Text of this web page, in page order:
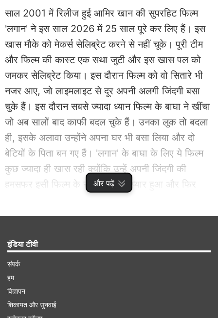
और पढ़ें
साल 2001 में रिलीज हुई आमिर खान की सुपरहिट फिल्म
'लगान' ने इस साल 2026 में 25 साल पूरे कर लिए हैं। इस
खास मौके को मेकर्स सेलिब्रेट करने से नहीं चूके। पूरी टीम
और फिल्म की कास्ट एक सथा जुटी और इस खास पल को
जमकर सेलिब्रेट किया। इस दौरान फिल्म को वो सितारे भी
नजर आए, जो लाइमलाइट से दूर अपनी अलगी जिंदगी बसा
चुके हैं। इस दौरान सबसे ज्यादा ध्यान फिल्म के बाघा ने खींचा
जो अब सालों बाद काफी बदल चुके हैं। उनका लुक तो बदला
ही, इसके अलावा उन्होंने अपना घर भी बसा लिया और दो
बेटियों के पिता बन गए हैं। 'लगान' के बाघा के लिए ये फिल्म
कुछ ज्यादा ही खास रही क्योंकि उन्हें अपनी जिंदगी की
हमसफर इसी फिल्म के सेट पर मिली, प्यार हुआ और फिर
इंडिया टीवी
संपर्क
हम
विज्ञापन
शिकायत और सुनवाई